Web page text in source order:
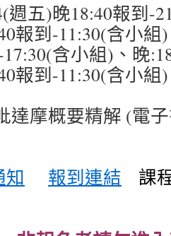
週五)晚18:40報到-
報到-11:30(含小組
含小組)、晚
報到-11:30(含小組
達摩概要精解 (電
知 報到連結 課